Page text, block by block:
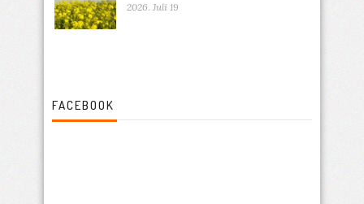
2026. Juli 19
FACEBOOK